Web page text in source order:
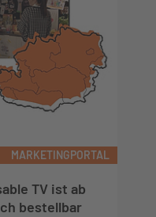
MARKETINGPORTAL
TV ist ab
bestellbar